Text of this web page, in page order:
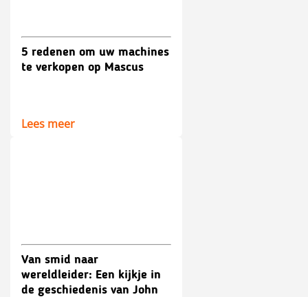
5 redenen om uw machines
te verkopen op Mascus
Lees meer
Van smid naar
wereldleider: Een kijkje in
de geschiedenis van John